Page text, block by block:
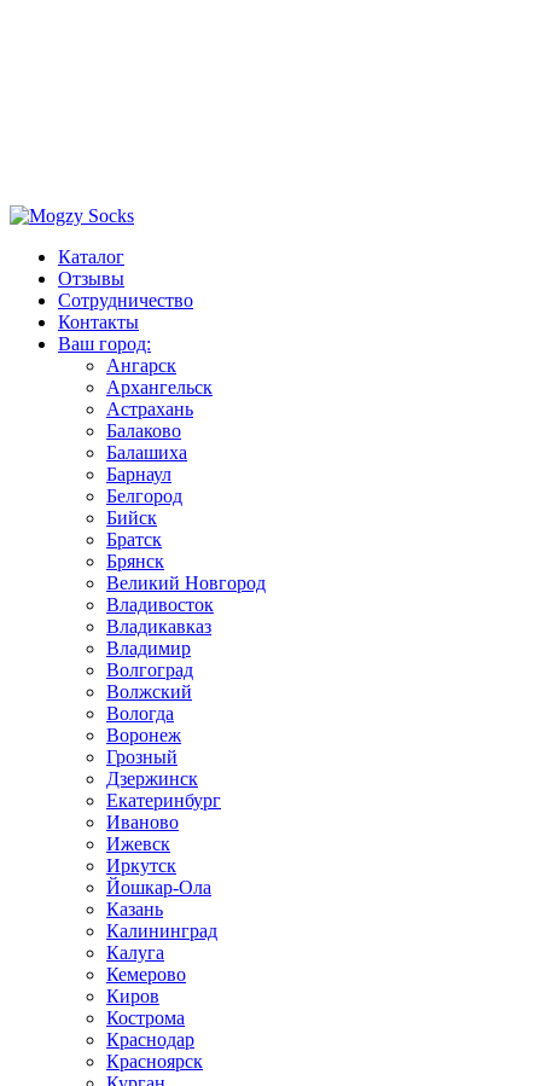
Каталог
Отзывы
Сотрудничество
Контакты
Ваш город:
Ангарск
Архангельск
Астрахань
Балаково
Балашиха
Барнаул
Белгород
Бийск
Братск
Брянск
Великий Новгород
Владивосток
Владикавказ
Владимир
Волгоград
Волжский
Вологда
Воронеж
Грозный
Дзержинск
Екатеринбург
Иваново
Ижевск
Иркутск
Йошкар-Ола
Казань
Калининград
Калуга
Кемерово
Киров
Кострома
Краснодар
Красноярск